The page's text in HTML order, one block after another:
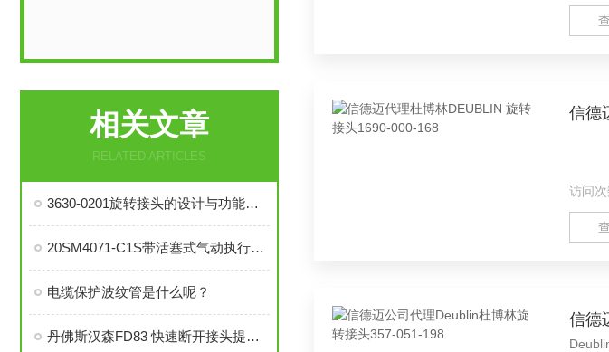
相关文章
RELATED ARTICLES
3630-0201旋转接头的设计与功能解析
20SM4071-C1S带活塞式气动执行器中压针阀在自动化系统中的角色与功能
电缆保护波纹管是什么呢？
丹佛斯汉森FD83 快速断开接头提高了数据中心液冷应用的效率
信德
访问次
信德